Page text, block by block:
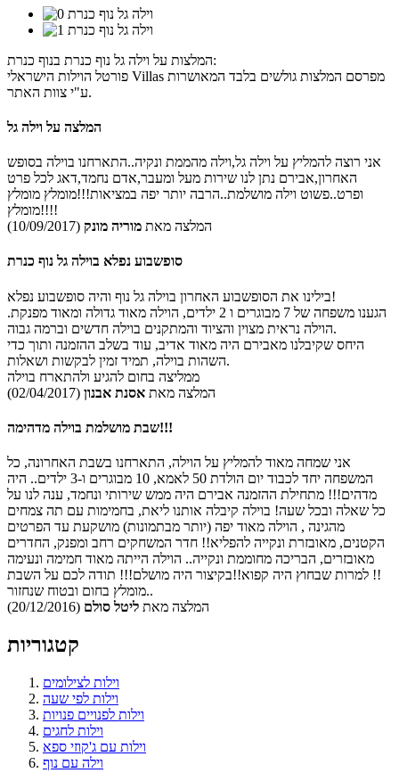
המלצות על וילה גל נוף כנרת בנוף כנרת:
פורטל הוילות הישראלי Villas מפרסם המלצות גולשים בלבד המאושרות
ע"י צוות האתר.
המלצה על וילה גל
אני רוצה להמליץ על וילה גל,וילה מהממת ונקיה..התארחנו בוילה בסופש
האחרון,אבירם נתן לנו שירות מעל ומעבר,אדם נחמד,דאג לכל פרט
ופרט..פשוט וילה מושלמת..הרבה יותר יפה במציאות!!!מומלץ מומלץ
מומלץ!!!!
המלצה מאת מוריה מונק (10/09/2017)
סופשבוע נפלא בוילה גל נוף כנרת
בילינו את הסופשבוע האחרון בוילה גל נוף והיה סופשבוע נפלא!
הגענו משפחה של 7 מבוגרים ו 2 ילדים, הוילה מאוד גדולה ומאוד מפנקת.
הוילה נראית מצוין והציוד והמתקנים בוילה חדשים וברמה גבוה.
היחס שקיבלנו מאבירם היה מאוד אדיב, עוד בשלב ההזמנה ותוך כדי
השהות בוילה, תמיד זמין לבקשות ושאלות.
ממליצה בחום להגיע ולהתארח בוילה
המלצה מאת אסנת אבנון (02/04/2017)
שבת מושלמת בוילה מדהימה!!!
אני שמחה מאוד להמליץ על הוילה, התארחנו בשבת האחרונה, כל
המשפחה יחד לכבוד יום הולדת 50 לאמא, 10 מבוגרים ו-3 ילדים.. היה
מדהים!!! מתחילת ההזמנה אבירם היה ממש שירותי ונחמד, ענה לנו על
כל שאלה ובכל שעה! בוילה קיבלה אותנו ליאת, בחמימות עם תה צמחים
מהגינה , הוילה מאוד יפה (יותר מבתמונות) מושקעת עד הפרטים
הקטנים, מאובזרת ונקייה להפליא!! חדר המשחקים רחב ומפנק, החדרים
מאובזרים, הבריכה מחוממת ונקייה.. הוילה הייתה מאוד חמימה ונעימה
למרות שבחוץ היה קפוא!!בקיצור היה מושלם!!! תודה לכם על השבת !!
מומלץ בחום ובטוח שנחזור..
המלצה מאת ליטל סולם (20/12/2016)
קטגוריות
וילות לצילומים
וילות לפי שעה
וילות לפנויים פנויות
וילות לחגים
וילות עם ג'קוזי ספא
וילה עם נוף